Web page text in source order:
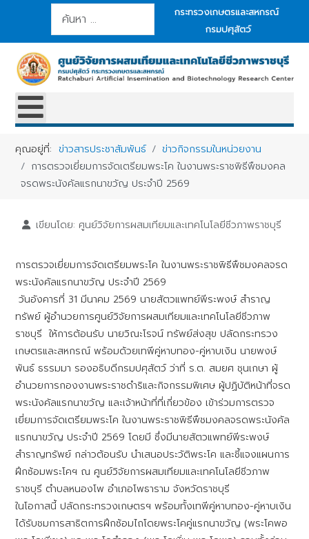
การค้นหา
กระทรวงเกษตรและสหกรณ์
กรมปศุสัตว์
คุณอยู่ที่:ข่าวสารประชาสัมพันธ์
ข่าวกิจกรรมในหน่วยงาน
การตรวจเยี่ยมการจัดเตรียมพระโค ในงานพระราชพิธีพืชมงคล
จรดพระนังคัลแรกนาขวัญ ประจำปี 2569
เขียนโดย: ศูนย์วิจัยการผสมเทียมและเทคโนโลยีชีวภาพราชบุรี
การตรวจเยี่ยมการจัดเตรียมพระโค ในงานพระราชพิธีพืชมงคลจรด
พระนังคัลแรกนาขวัญ ประจำปี 2569
วันอังคารที่ 31 มีนาคม 2569 นายสัตวแพทย์พีระพงษ์ สำราญ
ทรัพย์ ผู้อำนวยการศูนย์วิจัยการผสมเทียมและเทคโนโลยีชีวภาพ
ราชบุรี ให้การต้อนรับ นายวิณะโรจน์ ทรัพย์ส่งสุข ปลัดกระทรวง
เกษตรและสหกรณ์ พร้อมด้วยเทพีคู่หาบทอง-คู่หาบเงิน นายพงษ์
พันธ์ ธรรมมา รองอธิบดีกรมปศุสัตว์ ว่าที่ ร.ต. สมยศ ชุนเกษา ผู้
อำนวยการกองงานพระราชดำริและกิจกรรมพิเศษ ผู้ปฏิบัติหน้าที่จรด
พระนังคัลแรกนาขวัญ และเจ้าหน้าที่ที่เกี่ยวข้อง เข้าร่วมการตรวจ
เยี่ยมการจัดเตรียมพระโค ในงานพระราชพิธีพืชมงคลจรดพระนังคัล
แรกนาขวัญ ประจำปี 2569 โดยมี ซึ่งมีนายสัตวแพทย์พีระพงษ์
สำราญทรัพย์ กล่าวต้อนรับ นำเสนอประวัติพระโค และชี้แจงแผนการ
ฝึกซ้อมพระโคฯ ณ ศูนย์วิจัยการผสมเทียมและเทคโนโลยีชีวภาพ
ราชบุรี ตำบลหนองโพ อำเภอโพธาราม จังหวัดราชบุรี
ในโอกาสนี้ ปลัดกระทรวงเกษตรฯ พร้อมทั้งเทพีคู่หาบทอง-คู่หาบเงิน
ได้รับชมการสาธิตการฝึกซ้อมไถโดยพระโคคู่แรกนาขวัญ (พระโคพอ